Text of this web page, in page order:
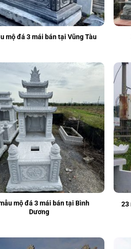
mộ đá 3 mái bán tại Vũng Tàu
mộ đá 3 mái bán tại Bình
Dương
23